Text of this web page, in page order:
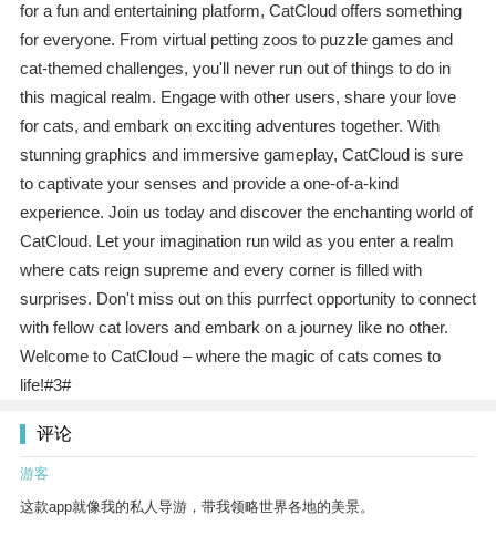
for a fun and entertaining platform, CatCloud offers something
for everyone. From virtual petting zoos to puzzle games and
cat-themed challenges, you'll never run out of things to do in
this magical realm. Engage with other users, share your love
for cats, and embark on exciting adventures together. With
stunning graphics and immersive gameplay, CatCloud is sure
to captivate your senses and provide a one-of-a-kind
experience. Join us today and discover the enchanting world of
CatCloud. Let your imagination run wild as you enter a realm
where cats reign supreme and every corner is filled with
surprises. Don't miss out on this purrfect opportunity to connect
with fellow cat lovers and embark on a journey like no other.
Welcome to CatCloud – where the magic of cats comes to
life!#3#
评论
游客
这款app就像我的私人导游，带我领略世界各地的美景。